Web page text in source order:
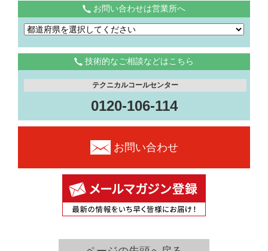
お問い合わせは営業所へ
技術的なご相談などはこちら
テクニカルコールセンター
0120-106-114
お問い合わせ